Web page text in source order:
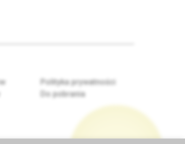
Polityka prywatności
Do pobrania